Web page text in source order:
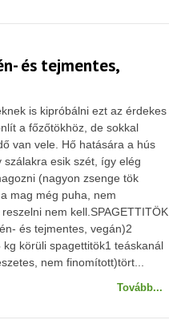
és tejmentes,
is kipróbálni ezt az érdekes
a főzőtökhöz, de sokkal
van vele. Hő hatására a hús
szálakra esik szét, így elég
(nagyon zsenge tök
mag még puha, nem
nem kell.SPAGETTITÖK
és tejmentes, vegán)2
körüli spagettitök1 teáskanál
nem finomított)tört...
Tovább...